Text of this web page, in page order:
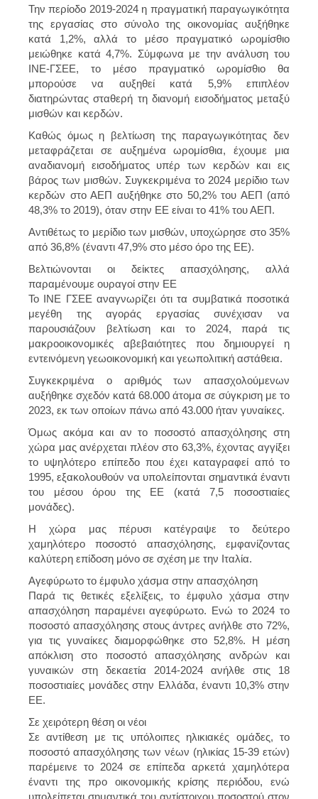
Την περίοδο 2019-2024 η πραγματική παραγωγικότητα
της εργασίας στο σύνολο της οικονομίας αυξήθηκε
κατά 1,2%, αλλά το μέσο πραγματικό ωρομίσθιο
μειώθηκε κατά 4,7%. Σύμφωνα με την ανάλυση του
ΙΝΕ-ΓΣΕΕ, το μέσο πραγματικό ωρομίσθιο θα
μπορούσε να αυξηθεί κατά 5,9% επιπλέον
διατηρώντας σταθερή τη διανομή εισοδήματος μεταξύ
μισθών και κερδών.
Καθώς όμως η βελτίωση της παραγωγικότητας δεν
μεταφράζεται σε αυξημένα ωρομίσθια, έχουμε μια
αναδιανομή εισοδήματος υπέρ των κερδών και εις
βάρος των μισθών. Συγκεκριμένα το 2024 μερίδιο των
κερδών στο ΑΕΠ αυξήθηκε στο 50,2% του ΑΕΠ (από
48,3% το 2019), όταν στην ΕΕ είναι το 41% του ΑΕΠ.
Αντιθέτως το μερίδιο των μισθών, υποχώρησε στο 35%
από 36,8% (έναντι 47,9% στο μέσο όρο της ΕΕ).
Βελτιώνονται οι δείκτες απασχόλησης, αλλά
παραμένουμε ουραγοί στην ΕΕ
Το ΙΝΕ ΓΣΕΕ αναγνωρίζει ότι τα συμβατικά ποσοτικά
μεγέθη της αγοράς εργασίας συνέχισαν να
παρουσιάζουν βελτίωση και το 2024, παρά τις
μακροοικονομικές αβεβαιότητες που δημιουργεί η
εντεινόμενη γεωοικονομική και γεωπολιτική αστάθεια.
Συγκεκριμένα ο αριθμός των απασχολούμενων
αυξήθηκε σχεδόν κατά 68.000 άτομα σε σύγκριση με το
2023, εκ των οποίων πάνω από 43.000 ήταν γυναίκες.
Όμως ακόμα και αν το ποσοστό απασχόλησης στη
χώρα μας ανέρχεται πλέον στο 63,3%, έχοντας αγγίξει
το υψηλότερο επίπεδο που έχει καταγραφεί από το
1995, εξακολουθούν να υπολείπονται σημαντικά έναντι
του μέσου όρου της ΕΕ (κατά 7,5 ποσοστιαίες
μονάδες).
Η χώρα μας πέρυσι κατέγραψε το δεύτερο
χαμηλότερο ποσοστό απασχόλησης, εμφανίζοντας
καλύτερη επίδοση μόνο σε σχέση με την Ιταλία.
Αγεφύρωτο το έμφυλο χάσμα στην απασχόληση
Παρά τις θετικές εξελίξεις, το έμφυλο χάσμα στην
απασχόληση παραμένει αγεφύρωτο. Ενώ το 2024 το
ποσοστό απασχόλησης στους άντρες ανήλθε στο 72%,
για τις γυναίκες διαμορφώθηκε στο 52,8%. Η μέση
απόκλιση στο ποσοστό απασχόλησης ανδρών και
γυναικών στη δεκαετία 2014-2024 ανήλθε στις 18
ποσοστιαίες μονάδες στην Ελλάδα, έναντι 10,3% στην
ΕΕ.
Σε χειρότερη θέση οι νέοι
Σε αντίθεση με τις υπόλοιπες ηλικιακές ομάδες, το
ποσοστό απασχόλησης των νέων (ηλικίας 15-39 ετών)
παρέμεινε το 2024 σε επίπεδα αρκετά χαμηλότερα
έναντι της προ οικονομικής κρίσης περιόδου, ενώ
υπολείπεται σημαντικά του αντίστοιχου ποσοστού στον